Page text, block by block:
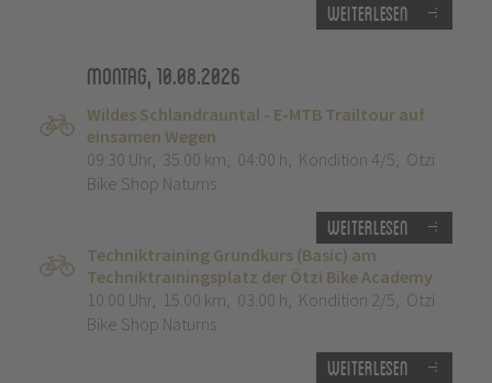
Weiterlesen
Montag, 10.08.2026
Wildes Schlandrauntal - E-MTB Trailtour auf
einsamen Wegen
09:30 Uhr, 35.00 km, 04:00 h, Kondition 4/5, Ötzi
Bike Shop Naturns
Weiterlesen
Techniktraining Grundkurs (Basic) am
Techniktrainingsplatz der Ötzi Bike Academy
10:00 Uhr, 15.00 km, 03:00 h, Kondition 2/5, Ötzi
Bike Shop Naturns
Weiterlesen